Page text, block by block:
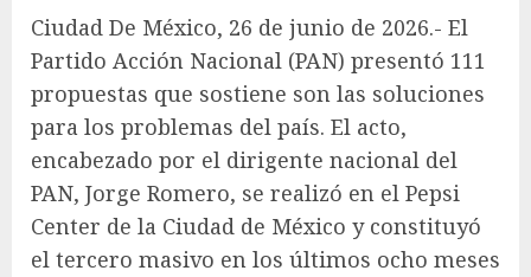
Ciudad De México, 26 de junio de 2026.- El
Partido Acción Nacional (PAN) presentó 111
propuestas que sostiene son las soluciones
para los problemas del país. El acto,
encabezado por el dirigente nacional del
PAN, Jorge Romero, se realizó en el Pepsi
Center de la Ciudad de México y constituyó
el tercero masivo en los últimos ocho meses